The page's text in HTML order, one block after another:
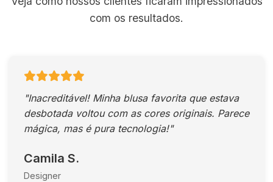
com os resultados.
"Inacreditável! Minha blusa favorita que estava
desbotada voltou com as cores originais. Parece
mágica, mas é pura tecnologia!"
Camila S.
Designer